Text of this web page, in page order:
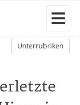
Unterrubriken